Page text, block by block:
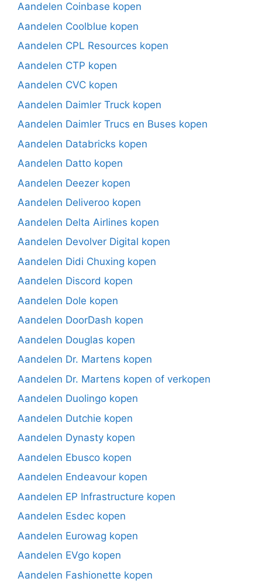
Aandelen Coinbase kopen
Aandelen Coolblue kopen
Aandelen CPL Resources kopen
Aandelen CTP kopen
Aandelen CVC kopen
Aandelen Daimler Truck kopen
Aandelen Daimler Trucs en Buses kopen
Aandelen Databricks kopen
Aandelen Datto kopen
Aandelen Deezer kopen
Aandelen Deliveroo kopen
Aandelen Delta Airlines kopen
Aandelen Devolver Digital kopen
Aandelen Didi Chuxing kopen
Aandelen Discord kopen
Aandelen Dole kopen
Aandelen DoorDash kopen
Aandelen Douglas kopen
Aandelen Dr. Martens kopen
Aandelen Dr. Martens kopen of verkopen
Aandelen Duolingo kopen
Aandelen Dutchie kopen
Aandelen Dynasty kopen
Aandelen Ebusco kopen
Aandelen Endeavour kopen
Aandelen EP Infrastructure kopen
Aandelen Esdec kopen
Aandelen Eurowag kopen
Aandelen EVgo kopen
Aandelen Fashionette kopen